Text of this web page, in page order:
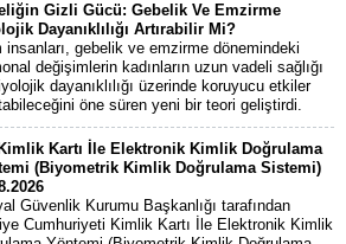
Gizli Gücü: Gebelik Ve Emzirme
Dayanıklılığı Artırabilir Mi?
insanları, gebelik ve emzirme dönemindeki
değişimlerin kadınların uzun vadeli sağlığı
dayanıklılığı üzerinde koruyucu etkiler
öne süren yeni bir teori geliştirdi.
Kartı İle Elektronik Kimlik Doğrulama
(Biyometrik Kimlik Doğrulama Sistemi)
Güvenlik Kurumu Başkanlığı tarafından
Cumhuriyeti Kimlik Kartı İle Elektronik Kimlik